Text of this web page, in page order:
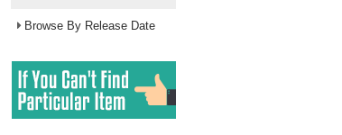
Browse By Release Date